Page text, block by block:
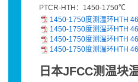
PTCR-HTH：1450-1750℃
1450-1750度测温环HTH
1450-1750度测温环HTH
1450-1750度测温环HTH
1450-1750度测温环HTH
日本JFCC测温块